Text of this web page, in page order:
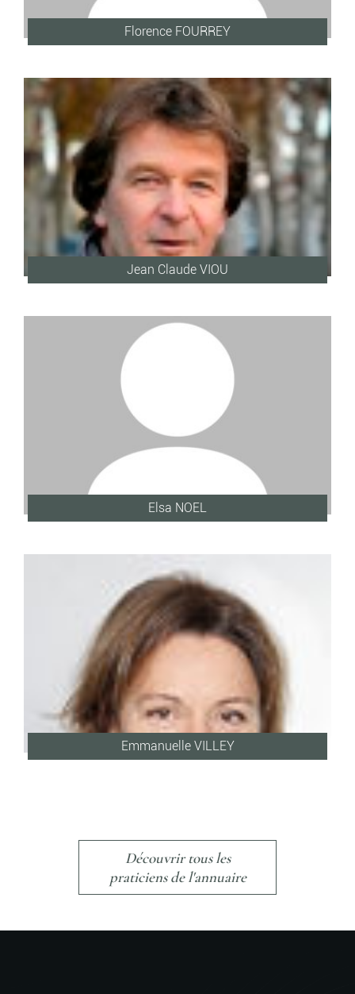
Florence FOURREY
Jean Claude VIOU
Elsa NOEL
Emmanuelle VILLEY
Découvrir tous les
praticiens de l'annuaire